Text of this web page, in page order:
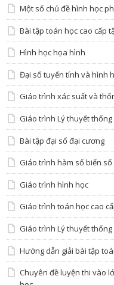
Một số chủ đề hình học
Bài tập toán học cao cấp
Hình học họa hình
Đại số tuyến tính và hình
Giáo trình xác suất và
Giáo trình Lý thuyết
Bài tập đại số đại cương
Giáo trình hàm số biến
Giáo trình hình học
Giáo trình toán học cao
Giáo trình Lý thuyết thống
Hướng dẫn giải bài tập
Chuyên đề luyện thi vào